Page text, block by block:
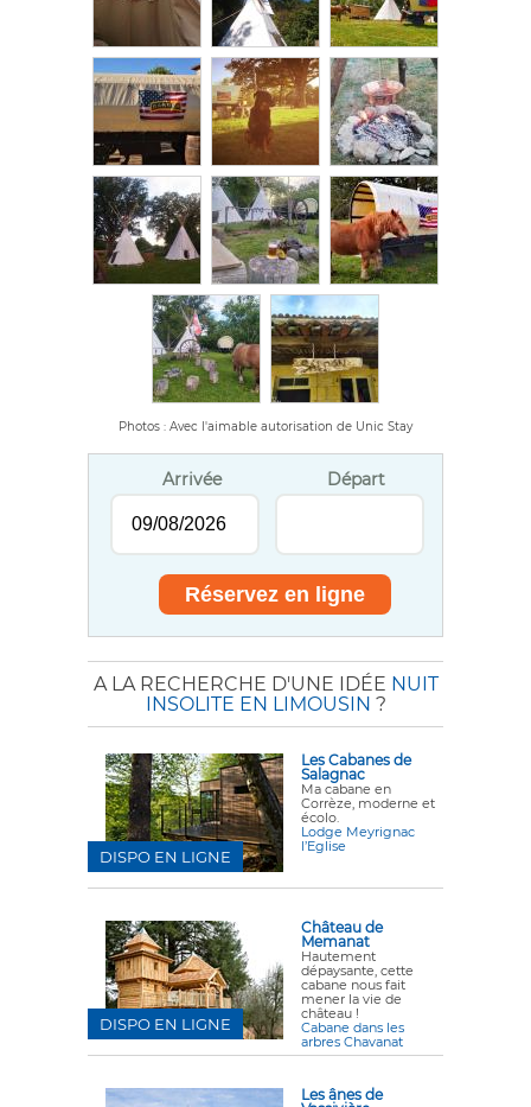
Photos : Avec l'aimable autorisation de Unic Stay
Arrivée Départ
A LA RECHERCHE D'UNE IDÉE NUIT
INSOLITE EN LIMOUSIN ?
Les Cabanes de
Salagnac
Ma cabane en
Corrèze, moderne et
écolo.
Lodge Meyrignac
l’Eglise
DISPO EN LIGNE
Château de
Memanat
Hautement
dépaysante, cette
cabane nous fait
mener la vie de
château !
Cabane dans les
arbres Chavanat
DISPO EN LIGNE
Les ânes de